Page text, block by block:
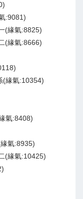
:9081)
(緣氣:8825)
(緣氣:8666)
(緣氣:10354)
氣:8408)
氣:8935)
(緣氣:10425)